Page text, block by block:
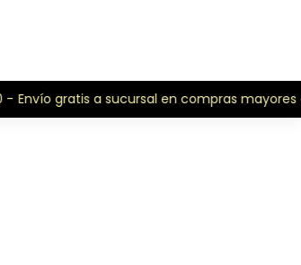
Envío gratis a sucursal en compras mayores a